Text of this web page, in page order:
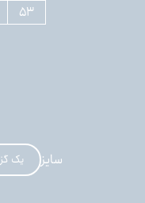
۵۳
سایز